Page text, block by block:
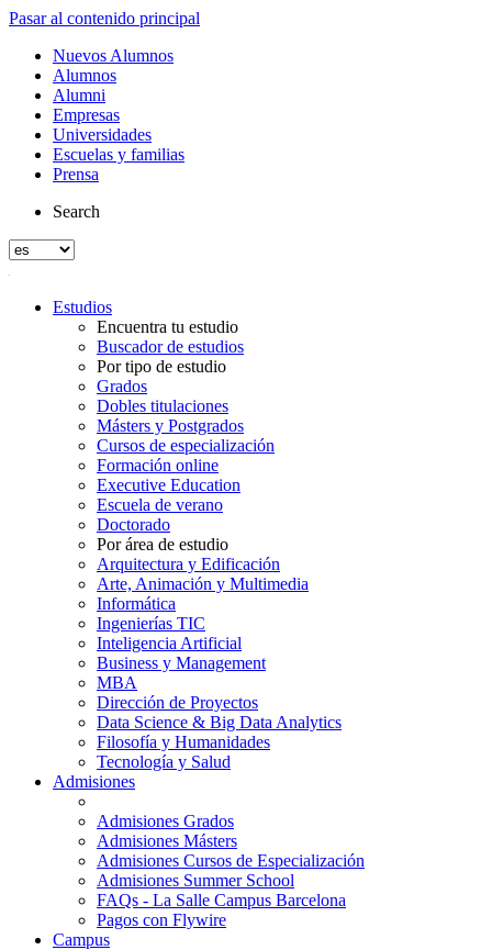
Pasar al contenido principal
Nuevos Alumnos
Alumnos
Alumni
Empresas
Universidades
Escuelas y familias
Prensa
Search
Estudios
Encuentra tu estudio
Buscador de estudios
Por tipo de estudio
Grados
Dobles titulaciones
Másters y Postgrados
Cursos de especialización
Formación online
Executive Education
Escuela de verano
Doctorado
Por área de estudio
Arquitectura y Edificación
Arte, Animación y Multimedia
Informática
Ingenierías TIC
Inteligencia Artificial
Business y Management
MBA
Dirección de Proyectos
Data Science & Big Data Analytics
Filosofía y Humanidades
Tecnología y Salud
Admisiones
Admisiones Grados
Admisiones Másters
Admisiones Cursos de Especialización
Admisiones Summer School
FAQs - La Salle Campus Barcelona
Pagos con Flywire
Campus